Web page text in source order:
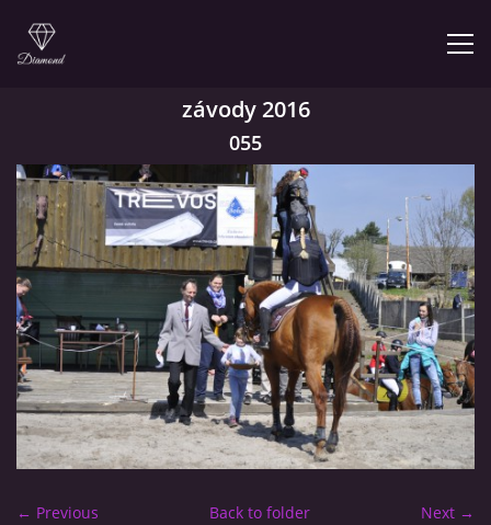
© 2026 eStránky.cz
závody 2016
055
← Previous Next →
Back to folder